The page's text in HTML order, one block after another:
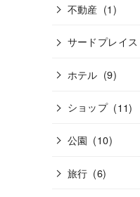
不動産 (1)
サードプレイス
ホテル (9)
ショップ (11)
公園 (10)
旅行 (6)